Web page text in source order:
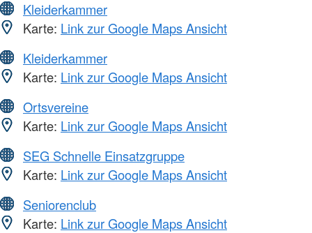
Kleiderkammer
Karte: Link zur Google Maps Ansicht
Kleiderkammer
Karte: Link zur Google Maps Ansicht
Ortsvereine
Karte: Link zur Google Maps Ansicht
SEG Schnelle Einsatzgruppe
Karte: Link zur Google Maps Ansicht
Seniorenclub
Karte: Link zur Google Maps Ansicht